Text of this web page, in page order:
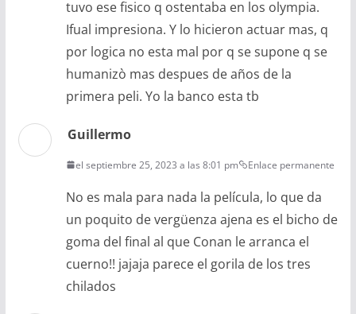
tuvo ese fisico q ostentaba en los olympia.
Ifual impresiona. Y lo hicieron actuar mas, q
por logica no esta mal por q se supone q se
humanizò mas despues de años de la
primera peli. Yo la banco esta tb
Guillermo
el septiembre 25, 2023 a las 8:01 pm Enlace permanente
No es mala para nada la película, lo que da
un poquito de vergüenza ajena es el bicho de
goma del final al que Conan le arranca el
cuerno!! jajaja parece el gorila de los tres
chilados